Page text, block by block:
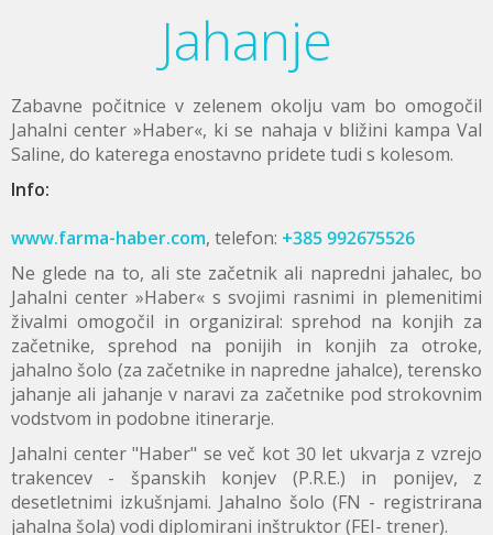
Jahanje
Zabavne počitnice v zelenem okolju vam bo omogočil
Jahalni center »Haber«, ki se nahaja v bližini kampa Val
Saline, do katerega enostavno pridete tudi s kolesom.
Info:
www.farma-haber.com, telefon: +385 992675526
Ne glede na to, ali ste začetnik ali napredni jahalec, bo
Jahalni center »Haber« s svojimi rasnimi in plemenitimi
živalmi omogočil in organiziral: sprehod na konjih za
začetnike, sprehod na ponijih in konjih za otroke,
jahalno šolo (za začetnike in napredne jahalce), terensko
jahanje ali jahanje v naravi za začetnike pod strokovnim
vodstvom in podobne itinerarje.
Jahalni center "Haber" se več kot 30 let ukvarja z vzrejo
trakencev - španskih konjev (P.R.E.) in ponijev, z
desetletnimi izkušnjami. Jahalno šolo (FN - registrirana
jahalna šola) vodi diplomirani inštruktor (FEI- trener).